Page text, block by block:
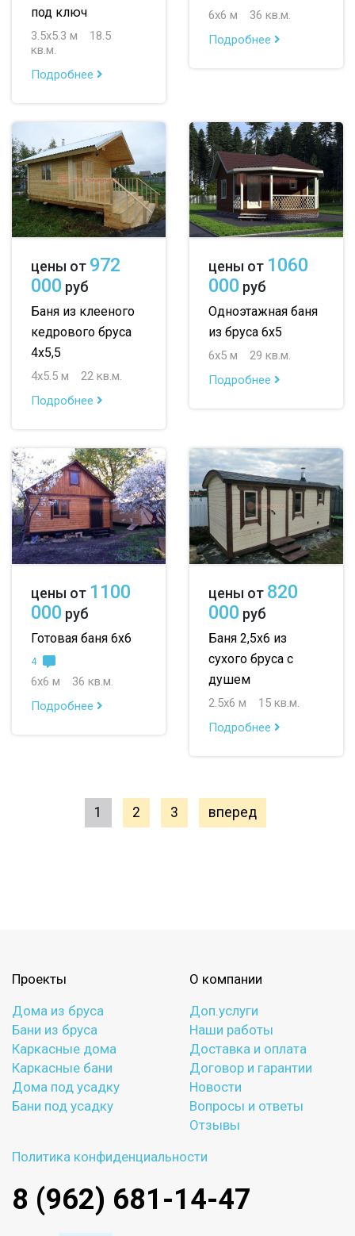
под ключ
3.5х5.3 м
18.5
кв.м.
Подробнее
6х6 м
36 кв.м.
Подробнее
цены от 972
000 руб
Баня из клееного
кедрового бруса
4х5,5
4х5.5 м
22 кв.м.
Подробнее
цены от 1060
000 руб
Одноэтажная баня
из бруса 6х5
6х5 м
29 кв.м.
Подробнее
цены от 1100
000 руб
Готовая баня 6х6
4
6х6 м
36 кв.м.
Подробнее
цены от 820
000 руб
Баня 2,5х6 из
сухого бруса с
душем
2.5х6 м
15 кв.м.
Подробнее
1 2 3 вперед
Проекты
Дома из бруса
Бани из бруса
Каркасные дома
Каркасные бани
Дома под усадку
Бани под усадку
О компании
Доп.услуги
Наши работы
Доставка и оплата
Договор и гарантии
Новости
Вопросы и ответы
Отзывы
Политика конфиденциальности
8 (962) 681-14-47